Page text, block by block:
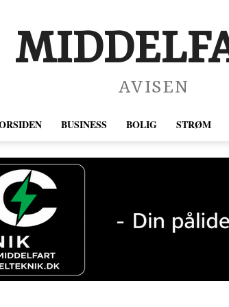
AVISEN
BUSINESS BOLIG STRØM